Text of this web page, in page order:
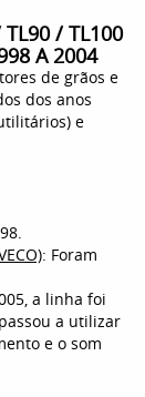
/ TL100
A 2004
de grãos e
dos anos
e
: Foram
a linha foi
a utilizar
e o som